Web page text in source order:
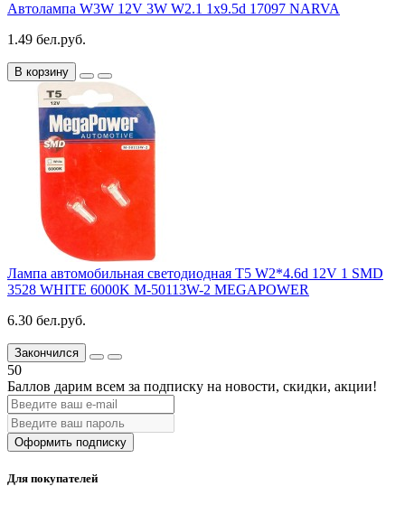
Автолампа W3W 12V 3W W2.1 1x9.5d 17097 NARVA
1.49 бел.руб.
В корзину
Лампа автомобильная светодиодная T5 W2*4.6d 12V 1 SMD
3528 WHITE 6000K M-50113W-2 MEGAPOWER
6.30 бел.руб.
Закончился
50
Баллов дарим всем за подписку на новости, скидки, акции!
Оформить подписку
Для покупателей